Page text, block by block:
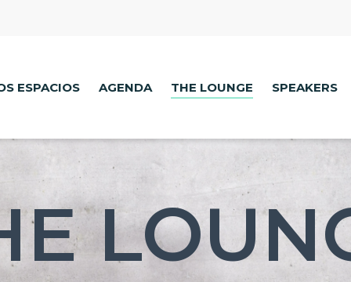
ESPACIOS AGENDA THE LOUNGE SPEAKERS